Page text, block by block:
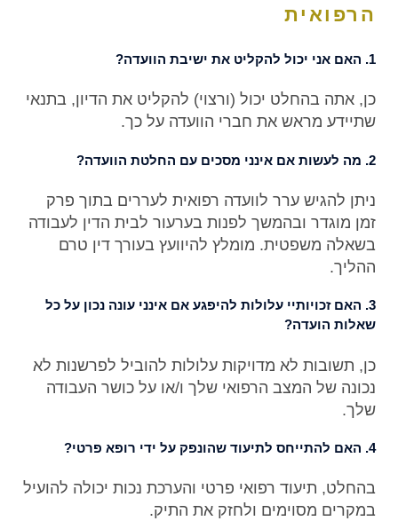
הרפואית
1. האם אני יכול להקליט את ישיבת הוועדה?
כן, אתה בהחלט יכול (ורצוי) להקליט את הדיון, בתנאי
שתיידע מראש את חברי הוועדה על כך.
2. מה לעשות אם אינני מסכים עם החלטת הוועדה?
ניתן להגיש ערר לוועדה רפואית לעררים בתוך פרק
זמן מוגדר ובהמשך לפנות בערעור לבית הדין לעבודה
בשאלה משפטית. מומלץ להיוועץ בעורך דין טרם
ההליך.
3. האם זכויותיי עלולות להיפגע אם אינני עונה נכון על כל
שאלות הועדה?
כן, תשובות לא מדויקות עלולות להוביל לפרשנות לא
נכונה של המצב הרפואי שלך ו/או על כושר העבודה
שלך.
4. האם להתייחס לתיעוד שהונפק על ידי רופא פרטי?
בהחלט, תיעוד רפואי פרטי והערכת נכות יכולה להועיל
במקרים מסוימים ולחזק את התיק.